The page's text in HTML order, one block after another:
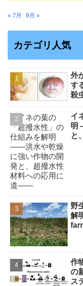
« 7月 9月 »
カテゴリ人気
外
す
殺
イ
明
と
野
解
作
の
ス